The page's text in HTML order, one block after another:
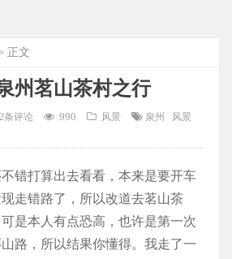
正文
州茗山茶村之行
条评论 990 风景 泉州
风景
错打算出去看看，本来是要开车
走错路了，所以改道去茗山茶
是本人有点恐高，也许是第一次
路，所以结果你懂得。我走了一